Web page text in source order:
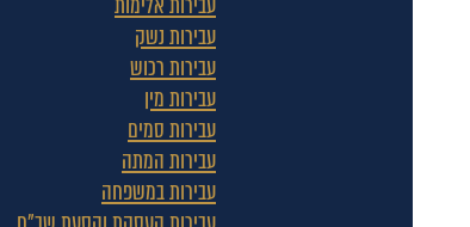
עבירות נשק
עבירות רכוש
עבירות מין
עבירות סמים
עבירות המתה
עבירות במשפחה